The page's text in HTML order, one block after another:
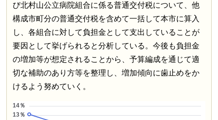
び北村山公立病院組合に係る普通交付税について、他
構成市町分の普通交付税を含めて一括して本市に算入
し、各組合に対して負担金として支出していることが
要因として挙げられると分析している。今後も負担金
の増加等が想定されることから、予算編成を通じて適
切な補助のあり方等を整理し、増加傾向に歯止めをか
けるよう努めていく。